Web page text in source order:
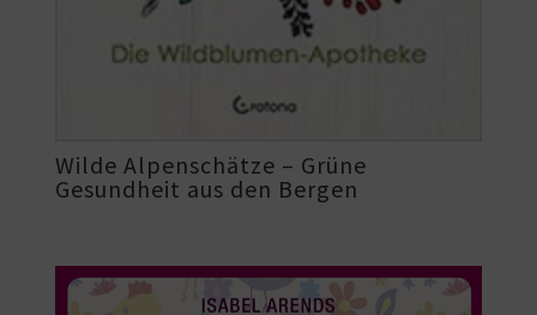
Wilde Alpenschätze – Grüne
Gesundheit aus den Bergen